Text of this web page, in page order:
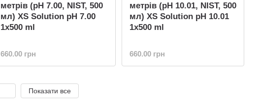
метрів (pH 7.00, NIST, 500
мл) XS Solution pH 7.00
1x500 ml
660.00 грн
метрів (pH 10.01, NIST, 500
мл) XS Solution pH 10.01
1x500 ml
660.00 грн
Показати все